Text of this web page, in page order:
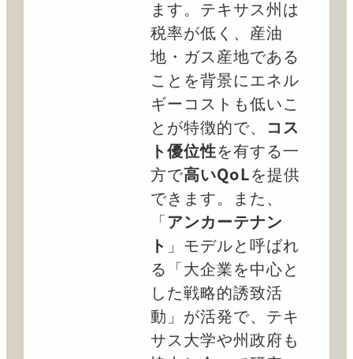
ます。テキサス州は
税率が低く、産油
地・ガス産地である
ことを背景にエネル
ギーコストも低いこ
とが特徴的で、
コス
ト優位性を有する一
方で高いQoLを提供
できます。また、
「アンカーテナン
ト 」モデルと呼ばれ
る「大企業を中心と
した戦略的誘致活
動」が活発で、テキ
サス大学や州政府も